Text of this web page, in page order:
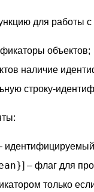
для работы
объектов;
наличие
строку-
идентифицируемый
] – флаг для
только